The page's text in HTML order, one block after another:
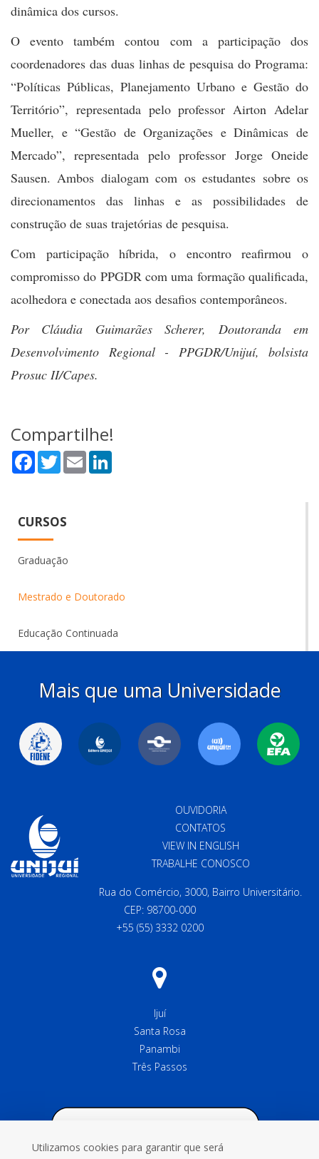
dinâmica dos cursos.
O evento também contou com a participação dos
coordenadores das duas linhas de pesquisa do Programa:
“Políticas Públicas, Planejamento Urbano e Gestão do
Território”, representada pelo professor Airton Adelar
Mueller, e “Gestão de Organizações e Dinâmicas de
Mercado”, representada pelo professor Jorge Oneide
Sausen. Ambos dialogam com os estudantes sobre os
direcionamentos das linhas e as possibilidades de
construção de suas trajetórias de pesquisa.
Com participação híbrida, o encontro reafirmou o
compromisso do PPGDR com uma formação qualificada,
acolhedora e conectada aos desafios contemporâneos.
Por Cláudia Guimarães Scherer, Doutoranda em
Desenvolvimento Regional - PPGDR/Unijuí, bolsista
Prosuc II/Capes.
Compartilhe!
Facebook
TwitterEmail
CURSOS
Graduação
Mestrado e Doutorado
Educação Continuada
Mais que uma Universidade
OUVIDORIA
CONTATOS
VIEW IN ENGLISH
TRABALHE CONOSCO
Rua do Comércio, 3000, Bairro Universitário.
CEP: 98700-000
+55 (55) 3332 0200
Ijuí
Santa Rosa
Panambi
Três Passos
Utilizamos cookies para garantir que será